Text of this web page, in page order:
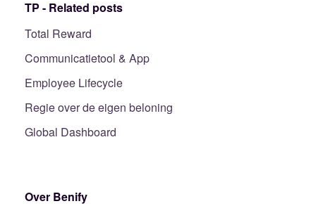
TP - Related posts
Total Reward
Communicatietool & App
Employee Lifecycle
Regie over de eigen beloning
Global Dashboard
Over Benify